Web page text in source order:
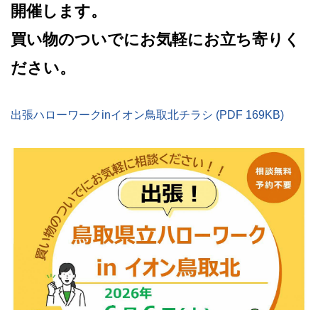
開催します。
買い物のついでにお気軽にお立ち寄りく
ださい。
出張ハローワークinイオン鳥取北チラシ (PDF 169KB)